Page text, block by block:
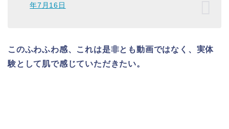
年7月16日
このふわふわ感、これは是非とも動画ではなく、実体
験として肌で感じていただきたい。